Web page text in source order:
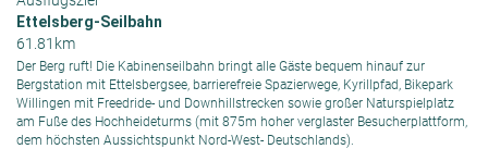
Ettelsberg-Seilbahn
61.81km
Der Berg ruft! Die Kabinenseilbahn bringt alle Gäste bequem hinauf zur
Bergstation mit Ettelsbergsee, barrierefreie Spazierwege, Kyrillpfad, Bikepark
Willingen mit Freedride- und Downhillstrecken sowie großer Naturspielplatz
am Fuße des Hochheideturms (mit 875m hoher verglaster Besucherplattform,
dem höchsten Aussichtspunkt Nord-West- Deutschlands).